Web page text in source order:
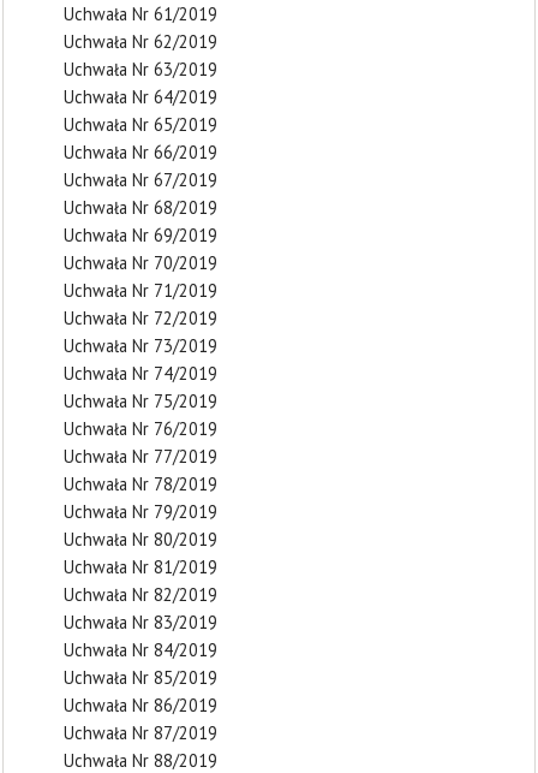
Uchwała Nr 61/2019
Uchwała Nr 62/2019
Uchwała Nr 63/2019
Uchwała Nr 64/2019
Uchwała Nr 65/2019
Uchwała Nr 66/2019
Uchwała Nr 67/2019
Uchwała Nr 68/2019
Uchwała Nr 69/2019
Uchwała Nr 70/2019
Uchwała Nr 71/2019
Uchwała Nr 72/2019
Uchwała Nr 73/2019
Uchwała Nr 74/2019
Uchwała Nr 75/2019
Uchwała Nr 76/2019
Uchwała Nr 77/2019
Uchwała Nr 78/2019
Uchwała Nr 79/2019
Uchwała Nr 80/2019
Uchwała Nr 81/2019
Uchwała Nr 82/2019
Uchwała Nr 83/2019
Uchwała Nr 84/2019
Uchwała Nr 85/2019
Uchwała Nr 86/2019
Uchwała Nr 87/2019
Uchwała Nr 88/2019